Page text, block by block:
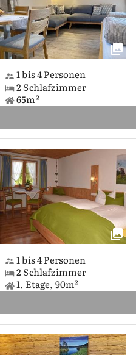
1 bis 4 Personen
2 Schlafzimmer
65m²
1 bis 4 Personen
2 Schlafzimmer
1. Etage, 90m²